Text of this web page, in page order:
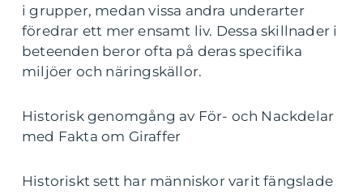
i grupper, medan vissa andra underarter
föredrar ett mer ensamt liv. Dessa skillnader i
beteenden beror ofta på deras specifika
miljöer och näringskällor.
Historisk genomgång av För- och Nackdelar
med Fakta om Giraffer
Historiskt sett har människor varit fängslade